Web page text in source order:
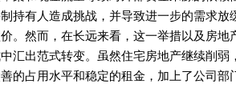
持有人造成挑战，并导致进一步的需求
。然而，在长远来看，这一举措以及房
汇出范式转变。虽然住宅房地产继续削
的占用水平和稳定的租金，加上了公司部